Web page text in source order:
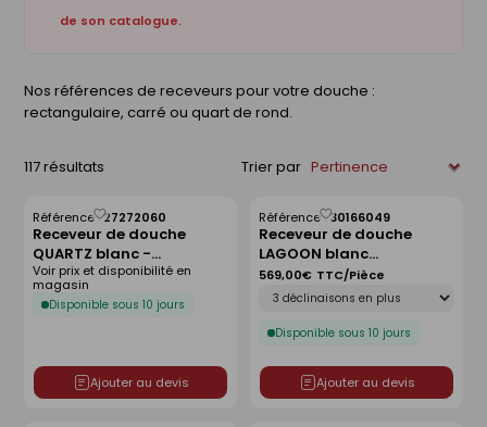
de son catalogue.
Nos références de receveurs pour votre douche :
rectangulaire, carré ou quart de rond.
117 résultats Trier par
Receveur de douche
QUARTZ blanc -
120x80cm
Référence :27272060
Disponible sous 10 jours
Voir prix et disponibilité en
magasin
Ajouter au devis
Enregistrer
comme
liste
Receveur de douche
LAGOON blanc
antidérapant - 120 x 90
cm
Référence :30166049
Disponible sous 10 jours
569,00€ TTC/Pièce
Ajouter au devis
Enregistrer
comme
liste